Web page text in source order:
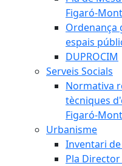
Figaró-
Ordenança
espais
DUPROCIM
Serveis Socials
Normativa
tècniques
Figaró-
Urbanisme
Inventari
Pla